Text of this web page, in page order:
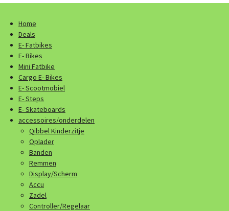
Home
Deals
E- Fatbikes
E- Bikes
Mini Fatbike
Cargo E- Bikes
E- Scootmobiel
E- Steps
E- Skateboards
accessoires/onderdelen
Qibbel Kinderzitje
Oplader
Banden
Remmen
Display/Scherm
Accu
Zadel
Controller/Regelaar